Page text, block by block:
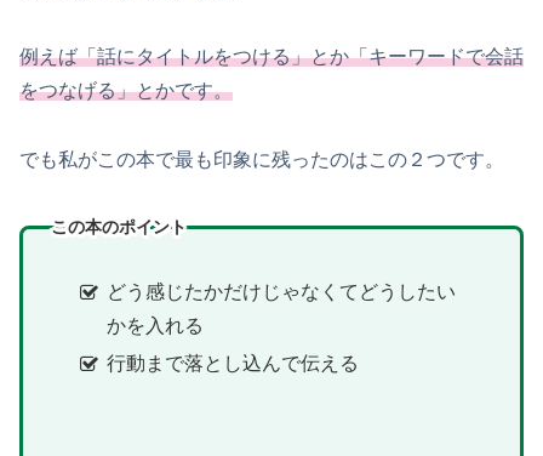
例えば「話にタイトルをつける」とか「キーワードで会話
をつなげる」とかです。
でも私がこの本で最も印象に残ったのはこの２つです。
この本のポイント
どう感じたかだけじゃなくてどうしたい
かを入れる
行動まで落とし込んで伝える